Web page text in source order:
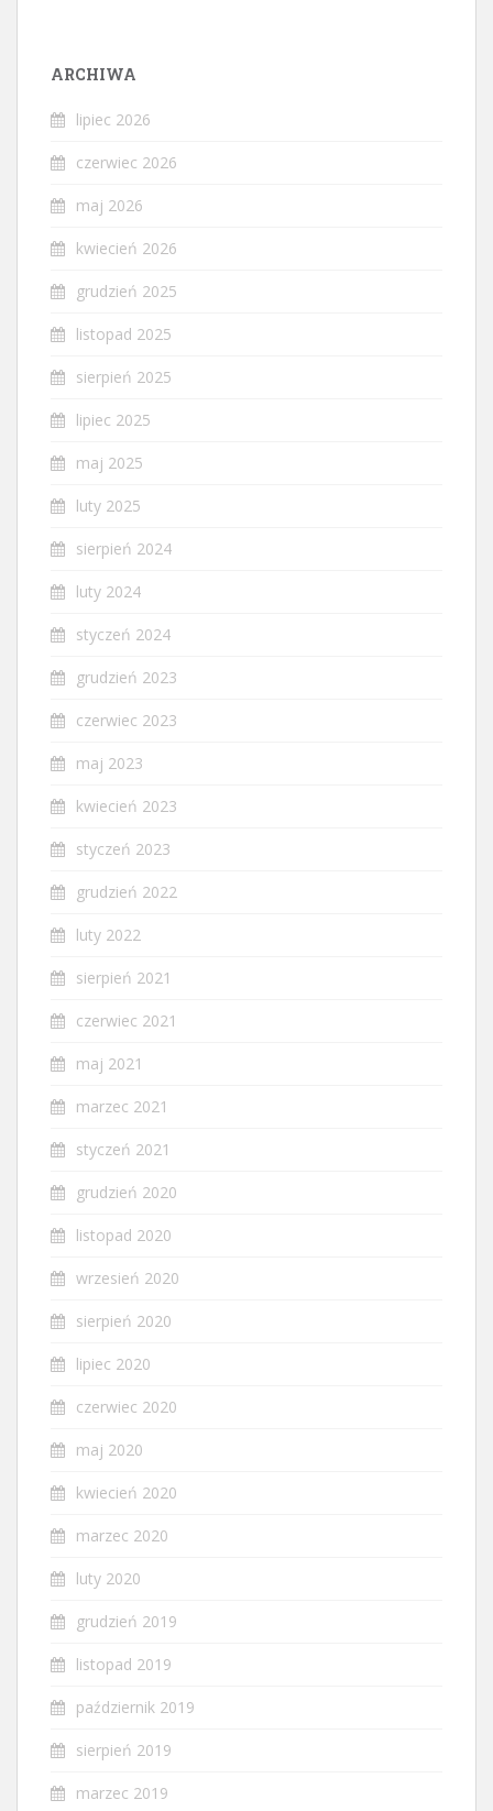
ARCHIWA
lipiec 2026
czerwiec 2026
maj 2026
kwiecień 2026
grudzień 2025
listopad 2025
sierpień 2025
lipiec 2025
maj 2025
luty 2025
sierpień 2024
luty 2024
styczeń 2024
grudzień 2023
czerwiec 2023
maj 2023
kwiecień 2023
styczeń 2023
grudzień 2022
luty 2022
sierpień 2021
czerwiec 2021
maj 2021
marzec 2021
styczeń 2021
grudzień 2020
listopad 2020
wrzesień 2020
sierpień 2020
lipiec 2020
czerwiec 2020
maj 2020
kwiecień 2020
marzec 2020
luty 2020
grudzień 2019
listopad 2019
październik 2019
sierpień 2019
marzec 2019